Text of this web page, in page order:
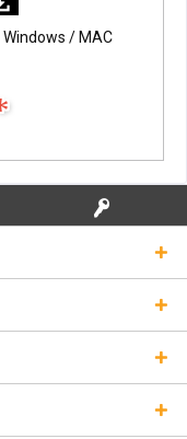
/ MAC
LICENTIESLEUTELS